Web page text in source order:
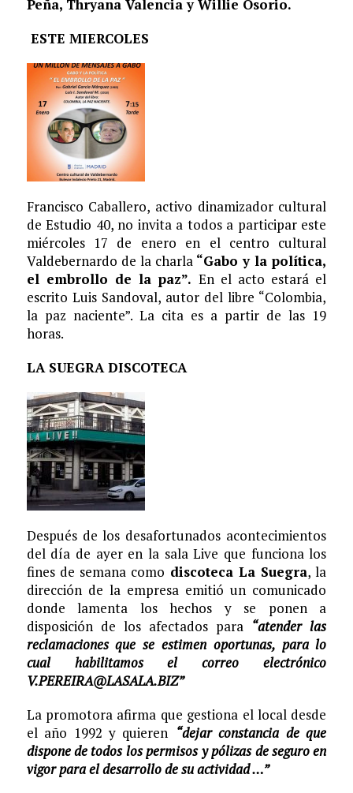
Peña, Thryana Valencia y Willie Osorio.
ESTE MIERCOLES
Francisco Caballero, activo dinamizador cultural
de Estudio 40, no invita a todos a participar este
miércoles 17 de enero en el centro cultural
Valdebernardo de la charla “Gabo y la política,
el embrollo de la paz”. En el acto estará el
escrito Luis Sandoval, autor del libre “Colombia,
la paz naciente”. La cita es a partir de las 19
horas.
LA SUEGRA DISCOTECA
Después de los desafortunados acontecimientos
del día de ayer en la sala Live que funciona los
fines de semana como discoteca La Suegra, la
dirección de la empresa emitió un comunicado
donde lamenta los hechos y se ponen a
disposición de los afectados para “atender las
reclamaciones que se estimen oportunas, para lo
cual habilitamos el correo electrónico
V.PEREIRA@LASALA.BIZ”
La promotora afirma que gestiona el local desde
el año 1992 y quieren “dejar constancia de que
dispone de todos los permisos y pólizas de seguro en
vigor para el desarrollo de su actividad …”